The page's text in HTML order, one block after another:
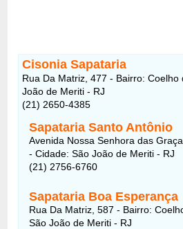
Cisonia Sapataria
Rua Da Matriz, 477 - Bairro:
João de Meriti - RJ
(21) 2650-4385
Sapataria Santo Antônio
Avenida Nossa Senhora das
- Cidade: São João de Meriti - RJ
(21) 2756-6760
Sapataria Boa Esperança
Rua Da Matriz, 587 - Bairro:
São João de Meriti - RJ